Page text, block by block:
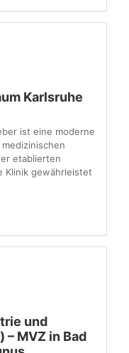
Karlsruhe
ist eine moderne
etablierten
Klinik gewährleistet
und
MVZ in Bad